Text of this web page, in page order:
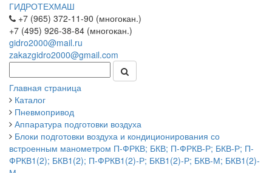
ГИДРОТЕХМАШ
+7 (965) 372-11-90 (многокан.)
+7 (495) 926-38-84 (многокан.)
gidro2000@mail.ru
zakazgidro2000@gmail.com
Главная страница
Каталог
Пневмопривод
Аппаратура подготовки воздуха
Блоки подготовки воздуха и кондиционирования со
встроенным манометром П-ФРКВ; БКВ; П-ФРКВ-Р; БКВ-Р; П-
ФРКВ1(2); БКВ1(2); П-ФРКВ1(2)-Р; БКВ1(2)-Р; БКВ-М; БКВ1(2)-